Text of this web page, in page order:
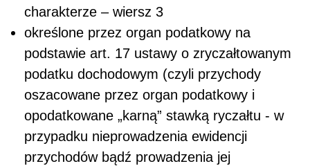
charakterze – wiersz 3
określone przez organ podatkowy na
podstawie art. 17 ustawy o zryczałtowanym
podatku dochodowym (czyli przychody
oszacowane przez organ podatkowy i
opodatkowane „karną” stawką ryczałtu - w
przypadku nieprowadzenia ewidencji
przychodów bądź prowadzenia jej